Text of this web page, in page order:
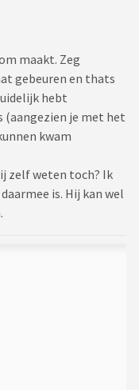
maakt. Zeg
gebeuren en thats
hebt
(aangezien je met het
kwam
zelf weten toch? Ik
is. Hij kan wel